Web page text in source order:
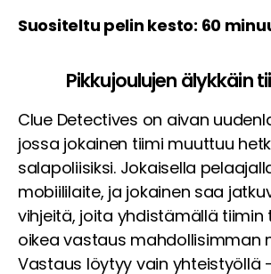
Suositeltu pelin kesto: 60
Pikkujoulujen älykkäin
Clue Detectives on aivan
jossa jokainen tiimi muuttuu
salapoliisiksi. Jokaisella
mobiililaite, ja jokainen saa
vihjeitä, joita yhdistämällä tiimin
oikea vastaus mahdollisimman
Vastaus löytyy vain yhteistyöllä